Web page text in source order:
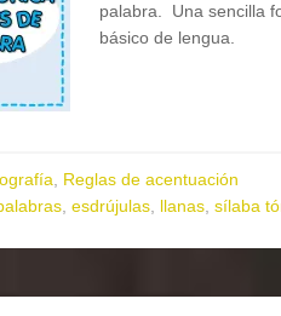
palabra. Una sencilla
básico de lengua.
Reglas de acentuación
esdrújulas llanas sílaba